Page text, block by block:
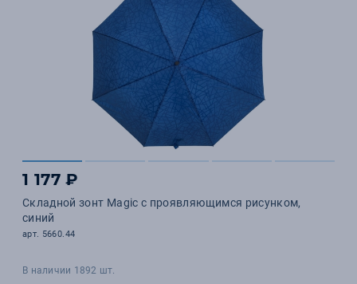
1 177 ₽
Складной зонт Magic с проявляющимся рисунком,
синий
арт. 5660.44
В наличии 1892 шт.